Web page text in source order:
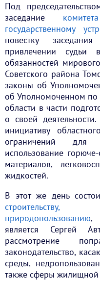
Под
заседание
государственному
повестку
привлечении судьи
обязанностей
Советского района
законы об
об Уполномоченном по
области в части
о своей
инициативу
ограничений для
использование
материалов,
жидкостей.
В этот же день
природопользованию,
является Сергей
рассмотрение
законодательство,
среды,
также сферы жилищной